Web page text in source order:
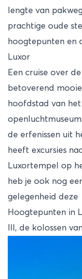
lengte van
prachtige oude
hoogtepunten en
Luxor
Een cruise over
betoverend mooie
hoofdstad van
de erfenissen uit
heeft excursies
Luxortempel op
heb je ook nog
gelegenheid
Hoogtepunten in
III, de kolossen